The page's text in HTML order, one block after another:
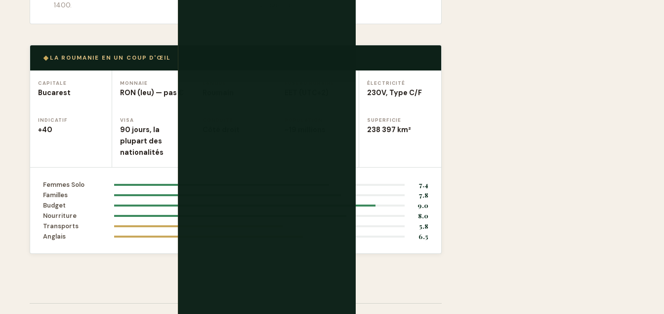
1400.
LA ROUMANIE EN UN COUP D'ŒIL
CAPITALE
Bucarest
MONNAIE
RON (leu) — pas €
ÉLECTRICITÉ
230V, Type C/F
INDICATIF
+40
VISA
90 jours, la
plupart des
nationalités
SUPERFICIE
238 397 km²
Femmes Solo
7.4
Familles
7.8
Budget
9.0
Nourriture
8.0
Transports
5.8
Anglais
6.5